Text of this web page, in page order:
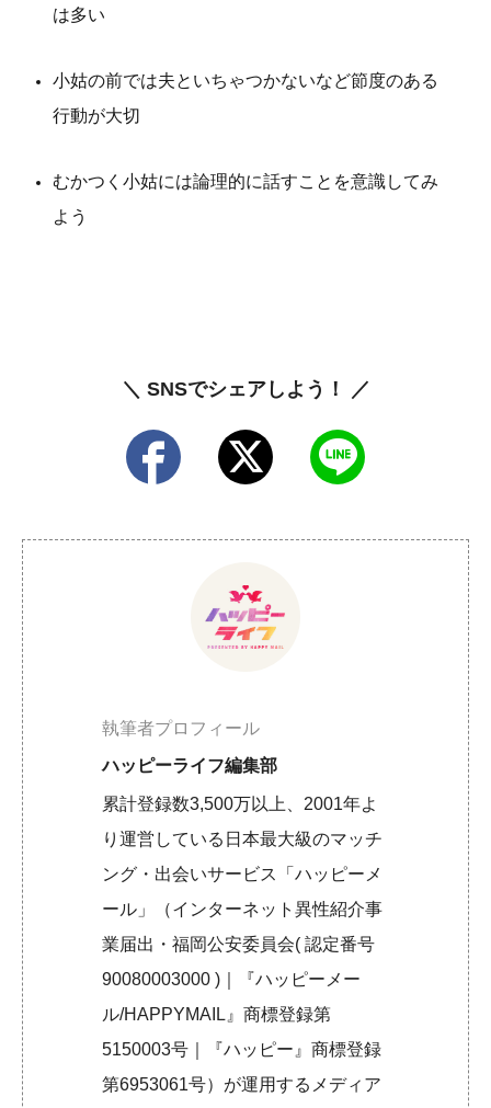
は多い
小姑の前では夫といちゃつかないなど節度のある
行動が大切
むかつく小姑には論理的に話すことを意識してみ
よう
＼ SNSでシェアしよう！ ／
執筆者プロフィール
ハッピーライフ編集部
累計登録数3,500万以上、2001年よ
り運営している日本最大級のマッチ
ング・出会いサービス「ハッピーメ
ール」（インターネット異性紹介事
業届出・福岡公安委員会( 認定番号
90080003000 )｜『ハッピーメー
ル/HAPPYMAIL』商標登録第
5150003号｜『ハッピー』商標登録
第6953061号）が運用するメディア